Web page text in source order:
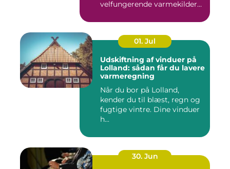
velfungerende varmekilder
01. Jul
Udskiftning af vinduer på
Lolland: sådan får du lavere
varmeregning
Når du bor på Lolland,
kender du til blæst, regn og
fugtige vintre. Dine vinduer
h...
30. Jun